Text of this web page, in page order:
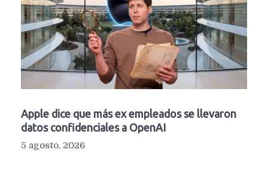
Apple dice que más ex empleados se llevaron
datos confidenciales a OpenAI
5 agosto, 2026